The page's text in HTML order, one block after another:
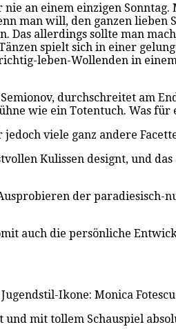
an einem einzigen
man will, den ganzen lieben
allerdings sollte man
spielt sich in einer
leben-Wollenden in
durchschreitet am
wie ein Totentuch. Was für
viele ganz andere
Kulissen designt, und
der paradiesisch-
auch die persönliche
Ikone: Monica
mit tollem Schauspiel